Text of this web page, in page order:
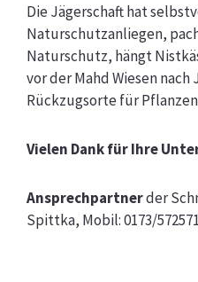
Die Jägerschaft hat
Naturschutzanliegen,
Naturschutz, hängt
vor der Mahd Wiesen
Rückzugsorte für
Vielen Dank für Ihre
Ansprechpartnerder
Spittka, Mobil: 0173/